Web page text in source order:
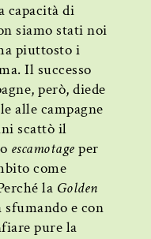
capacità di
siamo stati noi
piuttosto i
Il successo
però, diede
alle campagne
scattò il
escamotage per
come
la Golden
e con
pure la